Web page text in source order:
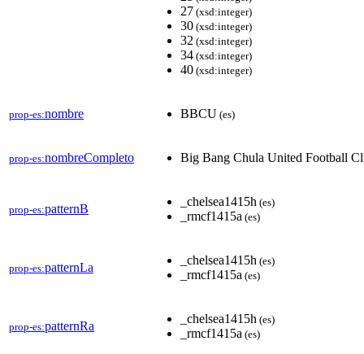
27 (xsd:integer)
30 (xsd:integer)
32 (xsd:integer)
34 (xsd:integer)
40 (xsd:integer)
prop-es:nombre BBCU (es)
prop-es:nombreCompleto Big Bang Chula United Football
prop-es:patternB
_chelsea1415h (es)
_rmcf1415a (es)
prop-es:patternLa
_chelsea1415h (es)
_rmcf1415a (es)
prop-es:patternRa
_chelsea1415h (es)
_rmcf1415a (es)